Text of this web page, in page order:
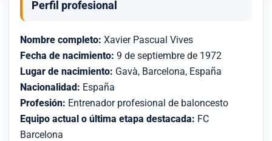
Perfil profesional
Nombre completo: Xavier Pascual Vives
Fecha de nacimiento: 9 de septiembre de 1972
Lugar de nacimiento: Gavà, Barcelona, España
Nacionalidad: España
Profesión: Entrenador profesional de baloncesto
Equipo actual o última etapa destacada: FC
Barcelona